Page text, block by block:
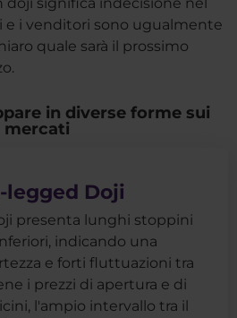
e i venditori sono ugualmente
quale sarà il prossimo
in diverse forme sui
mercati
legged Doji
presenta lunghi stoppini
indicando una
e forti fluttuazioni tra
i prezzi di apertura e di
l'ampio intervallo tra il